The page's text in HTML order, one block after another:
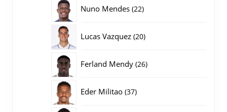
Nuno Mendes 2222
Lucas Vazquez 2020
Ferland Mendy 2626
Eder Militao 3737